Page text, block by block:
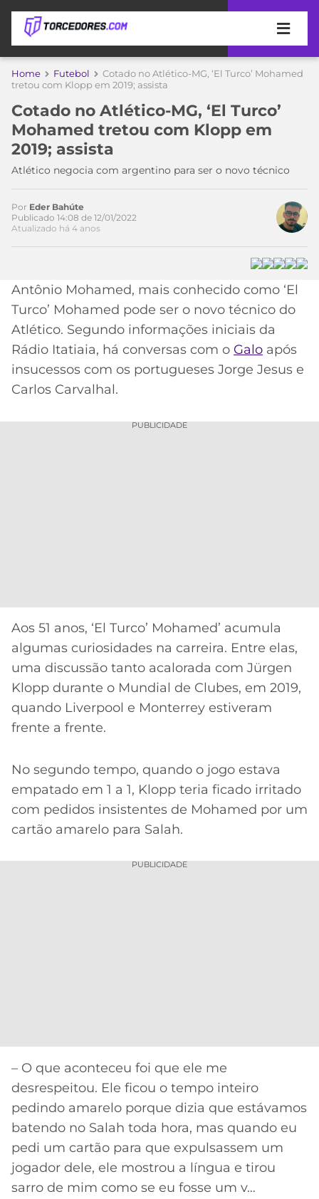
APOSTAS
DE
APOSTA
MELHORES
SITES
DE
APOSTAS
2026
PROMOCIONAL
BETBOOM
CÓDIGO
DE
INDICAÇÃO
BET365
MELHORES
CASSINOS
ONLINE
2026
COPA
DO
MUNDO
TIMES
MEU
PALMEIRAS
CORINTHIANS
SÃO
PAULO
INTERNACIONAL
GRÊMIO
ATLÉTICO
MG
CRUZEIRO
CAMPEONATOS
BRASILEIRÃO
SÉRIE
A
LIBERTADORES
COPA
DOS
CAMPEÕES
LALIGA
MÍDIA
ESPORTIVA
MERCADO
DA
BOLA
Home Futebol
Cotado no Atlético-MG, ‘El Turco’ Mohamed
tretou com Klopp em 2019; assista
Cotado no Atlético-MG, ‘El Turco’
Mohamed tretou com Klopp em
2019; assista
Atlético negocia com argentino para ser o novo técnico
Acesse o perfil do autor
no Twitter
Por Eder Bahúte
Publicado 14:08 de 12/01/2022
Atualizado há 4 anos
Antônio Mohamed, mais conhecido como ‘El
Turco’ Mohamed pode ser o novo técnico do
Atlético. Segundo informações iniciais da
Rádio Itatiaia, há conversas com o Galo após
insucessos com os portugueses Jorge Jesus e
Carlos Carvalhal.
PUBLICIDADE
Aos 51 anos, ‘El Turco’ Mohamed’ acumula
algumas curiosidades na carreira. Entre elas,
uma discussão tanto acalorada com Jürgen
Klopp durante o Mundial de Clubes, em 2019,
quando Liverpool e Monterrey estiveram
frente a frente.
No segundo tempo, quando o jogo estava
empatado em 1 a 1, Klopp teria ficado irritado
com pedidos insistentes de Mohamed por um
cartão amarelo para Salah.
PUBLICIDADE
– O que aconteceu foi que ele me
desrespeitou. Ele ficou o tempo inteiro
pedindo amarelo porque dizia que estávamos
batendo no Salah toda hora, mas quando eu
pedi um cartão para que expulsassem um
jogador dele, ele mostrou a língua e tirou
sarro de mim como se eu fosse um v…